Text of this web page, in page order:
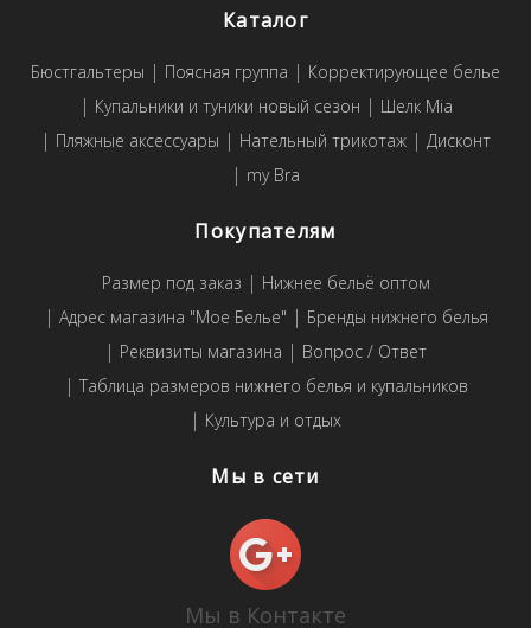
Каталог
Бюстгальтеры Поясная группа
Корректирующее белье
Купальники и туники новый сезон
Шелк Mia
Пляжные аксессуары
Нательный трикотаж
Дисконт
my Bra
Покупателям
Размер под заказ
Нижнее бельё оптом
Адрес магазина "Мое Белье"
Бренды нижнего белья
Реквизиты магазина
Вопрос / Ответ
Таблица размеров нижнего белья и купальников
Культура и отдых
Мы в сети
Мы в Контакте